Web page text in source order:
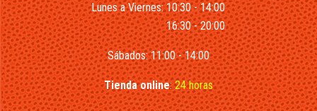
Lunes a Viernes: 10:30 - 14:00
16:30 - 20:00
Sábados: 11:00 - 14:00
Tienda online:24 horas